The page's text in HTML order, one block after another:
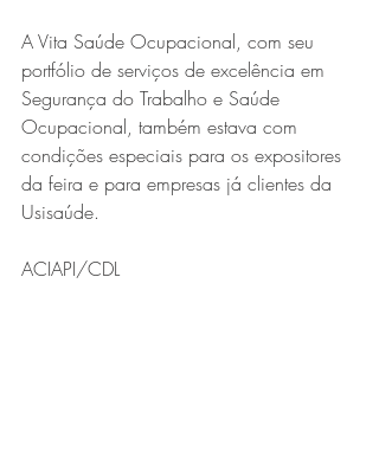
A Vita Saúde Ocupacional, com seu
portfólio de serviços de excelência em
Segurança do Trabalho e Saúde
Ocupacional, também estava com
condições especiais para os expositores
da feira e para empresas já clientes da
Usisaúde.
ACIAPI/CDL